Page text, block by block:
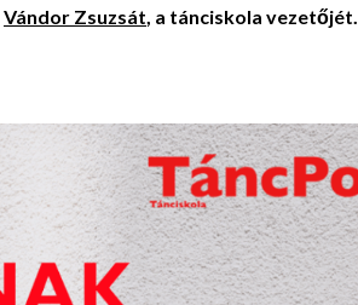
Vándor Zsuzsát, a tánciskola vezetőjét.